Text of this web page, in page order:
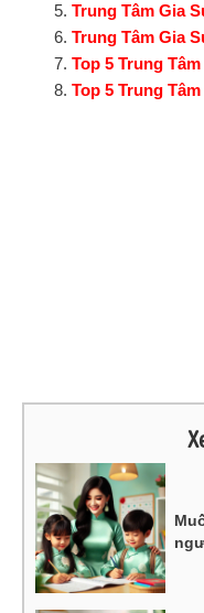
Trung Tâm Gia
Trung Tâm Gia
Top 5 Trung
Top 5 Trung